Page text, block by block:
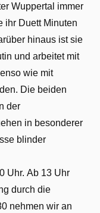
Wuppertal immer
ihr Duett Minuten
hinaus ist sie
und arbeitet mit
wie mit
Die beiden
der
in besonderer
blinder
Uhr. Ab 13 Uhr
durch die
nehmen wir an